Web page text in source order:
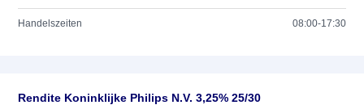
Handelszeiten 08:00-17:30
Rendite Koninklijke Philips N.V. 3,25% 25/30